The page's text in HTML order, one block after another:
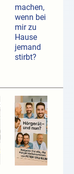
machen,
wenn bei
mir zu
Hause
jemand
stirbt?